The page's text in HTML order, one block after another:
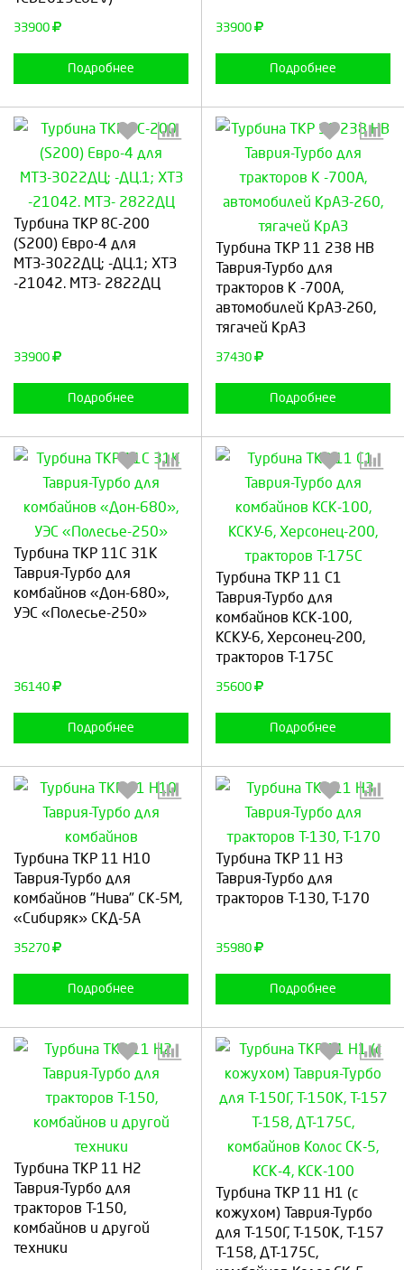
33900
Подробнее
33900
Подробнее
Турбина ТКР 8С-200
(S200) Евро-4 для
МТЗ-3022ДЦ; -ДЦ.1; ХТЗ
-21042. МТЗ- 2822ДЦ
33900
Подробнее
Выберите количество:
Турбина ТКР 11 238 НB
Таврия-Турбо для
тракторов К -700А,
автомобилей КрАЗ-260,
тягачей КрАЗ
37430
Подробнее
Выберите количество:
Продолжить Отмена
Турбина ТКР 11С 31К
Таврия-Турбо для
комбайнов «Дон-680»,
УЭС «Полесье-250»
36140
Подробнее
Выберите количество:
Турбина ТКР 11 С1
Таврия-Турбо для
комбайнов КСК-100,
КСКУ-6, Херсонец-200,
тракторов Т-175С
35600
Подробнее
Выберите количество:
Продолжить Отмена
Турбина ТКР 11 Н10
Таврия-Турбо для
комбайнов "Нива" СК-5М,
«Сибиряк» СКД-5А
35270
Подробнее
Выберите количество:
Турбина ТКР 11 Н3
Таврия-Турбо для
тракторов Т-130, Т-170
35980
Подробнее
Выберите количество:
Турбина ТКР 11 Н2
Таврия-Турбо для
тракторов Т-150,
комбайнов и другой
техники
Выберите количество:
Продолжить
Турбина ТКР 11 Н1 (c
кожухом) Таврия-Турбо
для Т-150Г, Т-150К, Т-157
Т-158, ДТ-175С,
Выберите количество:
Продолжить